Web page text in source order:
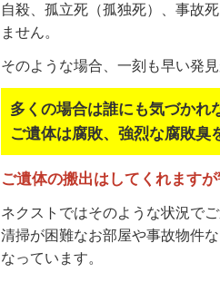
自殺、孤立死（孤独死）、事故
ません。
そのような場合、一刻も早い発見
多くの場合は誰にも気づかれ
ご遺体は腐敗、強烈な腐敗臭
ご遺体の搬出はしてくれます
ネクストではそのような状況で
清掃が困難なお部屋や事故物件
なっています。